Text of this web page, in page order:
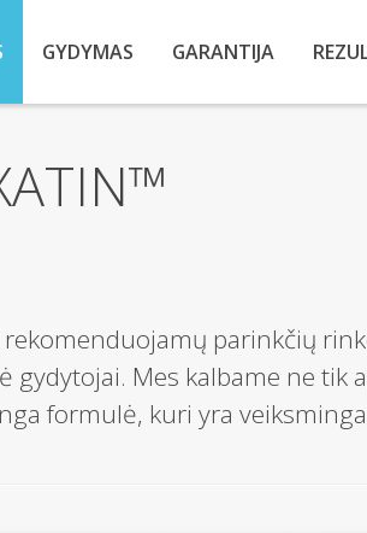
GYDYMAS GARANTIJA
parinkčių
gydytojai. Mes kalbame ne tik
formulė, kuri yra